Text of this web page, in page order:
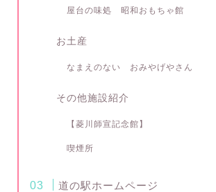
屋台の味処 昭和おもちゃ館
お土産
なまえのない おみやげやさん
その他施設紹介
【菱川師宣記念館】
喫煙所
道の駅ホームページ